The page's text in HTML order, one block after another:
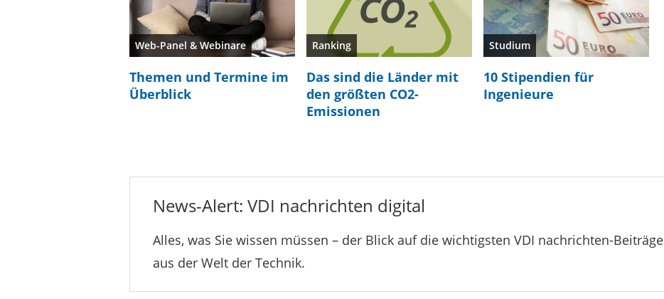
Web-Panel & Webinare
Themen und Termine im
Überblick
Ranking
Das sind die Länder mit
den größten CO2-
Emissionen
Studium
10 Stipendien für
Ingenieure
News-Alert: VDI nachrichten digital
Alles, was Sie wissen müssen – der Blick auf die wichtigsten VDI nachrichten-Beiträge
aus der Welt der Technik.